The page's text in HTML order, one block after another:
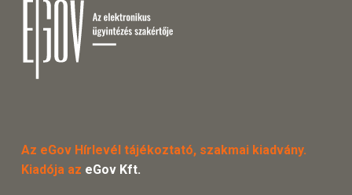
Az eGov Hírlevél tájékoztató, szakmai kiadvány.
Kiadója az eGov Kft.